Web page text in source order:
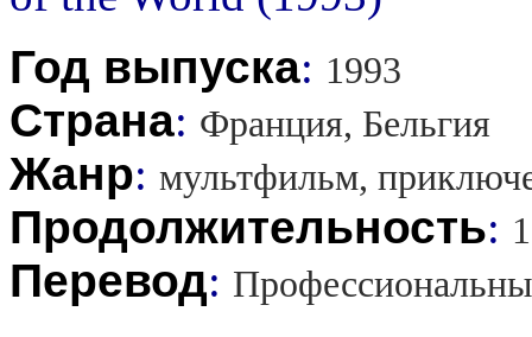
Год выпуска: 1993
Страна: Франция, Бельгия
Жанр: мультфильм,
Продолжительность:
Перевод: